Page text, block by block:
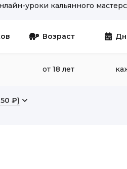
уроки кальянного
Возраст
от 18 лет
₽)